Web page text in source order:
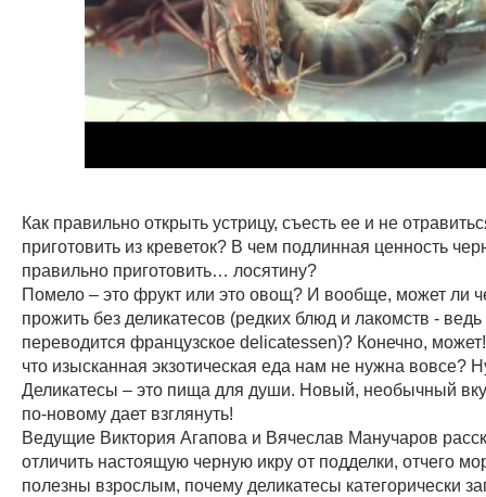
Как правильно открыть устрицу, съесть еe и не
приготовить из креветок? В чем подлинная ценность
правильно приготовить… лосятину?
Помело – это фрукт или это овощ? И вообще, может ли
прожить без деликатесов (редких блюд и лакомств -
переводится французское delicatessen)? Конечно,
что изысканная экзотическая еда нам не нужна вовсе?
Деликатесы – это пища для души. Новый, необычный
по-новому дает взглянуть!
Ведущие Виктория Агапова и Вячеслав Манучаров
отличить настоящую черную икру от подделки, отчего
полезны взрослым, почему деликатесы категорически